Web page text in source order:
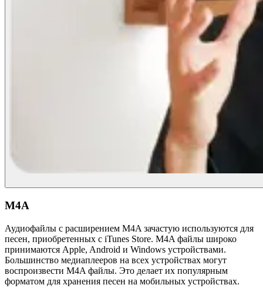
M4A
Аудиофайлы с расширением M4A зачастую используются для
песен, приобретенных с iTunes Store. M4A файлы широко
принимаются Apple, Android и Windows устройствами.
Большинство медиаплееров на всех устройствах могут
воспроизвести M4A файлы. Это делает их популярным
форматом для хранения песен на мобильных устройствах.